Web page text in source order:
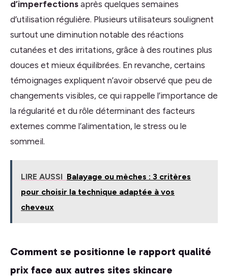
d’imperfections après quelques semaines
d’utilisation régulière. Plusieurs utilisateurs soulignent
surtout une diminution notable des réactions
cutanées et des irritations, grâce à des routines plus
douces et mieux équilibrées. En revanche, certains
témoignages expliquent n’avoir observé que peu de
changements visibles, ce qui rappelle l’importance de
la régularité et du rôle déterminant des facteurs
externes comme l’alimentation, le stress ou le
sommeil.
LIRE AUSSI Balayage ou mèches : 3 critères
pour choisir la technique adaptée à vos
cheveux
Comment se positionne le rapport qualité
prix face aux autres sites skincare